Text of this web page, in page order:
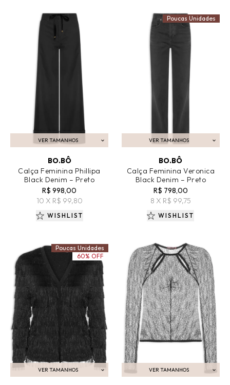
VER TAMANHOS
ADICIONAR AO CARRINHO
BO.BÔ
Calça Feminina Phillipa
Black Denim – Preto
R$ 998,00
10 X R$ 99,80
WISHLIST
VER TAMANHOS
ADICIONAR AO CARRINHO
BO.BÔ
Calça Feminina Veronica
Black Denim – Preto
R$ 798,00
8 X R$ 99,75
Poucas Unidades
WISHLIST
VER TAMANHOS
ADICIONAR AO CARRINHO
Poucas Unidades
60% OFF
VER TAMANHOS
ADICIONAR AO CARRINHO